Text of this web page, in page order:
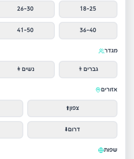
18-25
26-30
36-40
41-50
מגדר
גברים👨 נשים👩
אזורים
צפון⬆️
דרום⬇️
שפות